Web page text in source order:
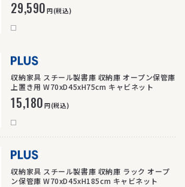
29,590円(税込)
>
収納家具 スチール製書庫 収納庫 オープン保管庫
上置き用 W70xD45xH75cm キャビネット
15,180円(税込)
>
収納家具 スチール製書庫 収納庫 ラック オープ
ン保管庫 W70xD45xH185cm キャビネット